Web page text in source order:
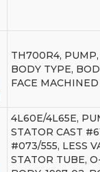
TH700R4, PUMP,
BODY TYPE,
FACE MACHINED
4L60E/4L65E,
STATOR CAST
#073/555, LESS
STATOR TUBE,